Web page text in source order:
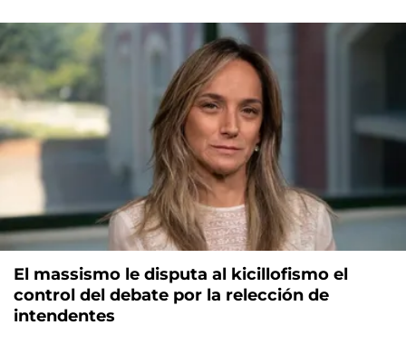
El massismo le disputa al kicillofismo el
control del debate por la relección de
intendentes